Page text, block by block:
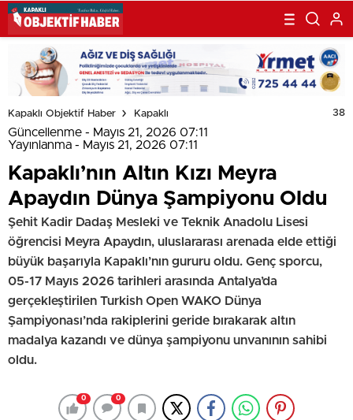
Kapaklı Objektif Haber Kapaklı 38
Güncellenme - Mayıs 21, 2026 07:11
Yayınlanma - Mayıs 21, 2026 07:11
Kapaklı’nın Altın Kızı Meyra
Apaydın Dünya Şampiyonu Oldu
Şehit Kadir Dadaş Mesleki ve Teknik Anadolu Lisesi
öğrencisi Meyra Apaydın, uluslararası arenada elde ettiği
büyük başarıyla Kapaklı’nın gururu oldu. Genç sporcu,
05-17 Mayıs 2026 tarihleri arasında Antalya’da
gerçekleştirilen Turkish Open WAKO Dünya
Şampiyonası’nda rakiplerini geride bırakarak altın
madalya kazandı ve dünya şampiyonu unvanının sahibi
oldu.
0 0